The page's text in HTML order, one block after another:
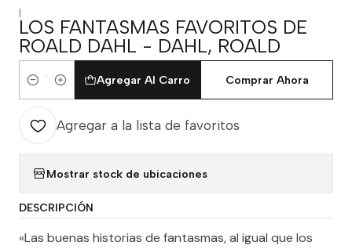
|
LOS FANTASMAS FAVORITOS DE
ROALD DAHL - DAHL, ROALD
Cantidad
Agregar Al Carro Comprar Ahora
Agregar a la lista de favoritos
Mostrar stock de ubicaciones
DESCRIPCIÓN
«Las buenas historias de fantasmas, al igual que los